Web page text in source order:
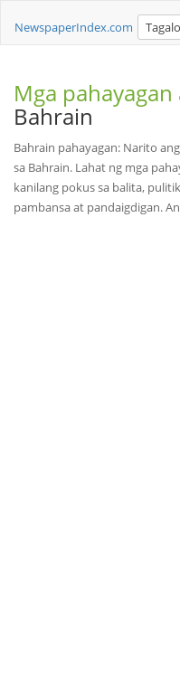
NewspaperIndex.com
Mga
Bahrain
Bahrain pahayagan: Narito
sa Bahrain. Lahat ng mga
kanilang pokus sa balita,
pambansa at pandaigdigan.